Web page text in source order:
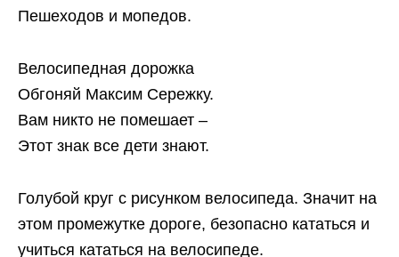
Пешеходов и мопедов.
Велосипедная дорожка
Обгоняй Максим Сережку.
Вам никто не помешает –
Этот знак все дети знают.
Голубой круг с рисунком велосипеда. Значит на
этом промежутке дороге, безопасно кататься и
учиться кататься на велосипеде.